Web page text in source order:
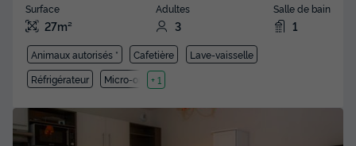
Surface
27m²
Adultes
3
Salle de bain
1
Animaux autorisés * Cafetière
Lave-vaisselle
Réfrigérateur
Micro-ondes
+ 1